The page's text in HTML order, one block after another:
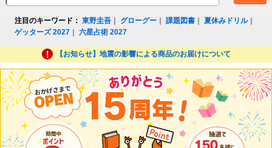
注目のキーワード： 東野圭吾 グローグー ｜課題図書 ｜夏休みドリル｜
ゲッターズ 2027 ｜六星占術 2027
【お知らせ】地震の影響による商品のお届けについて